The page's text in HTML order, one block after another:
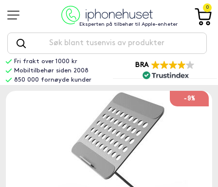
Eksperten på tilbehør til Apple-enheter
0
Fri frakt over 1000 kr
Mobiltilbehør siden 2008
850 000 fornøyde kunder
BRA
-9%